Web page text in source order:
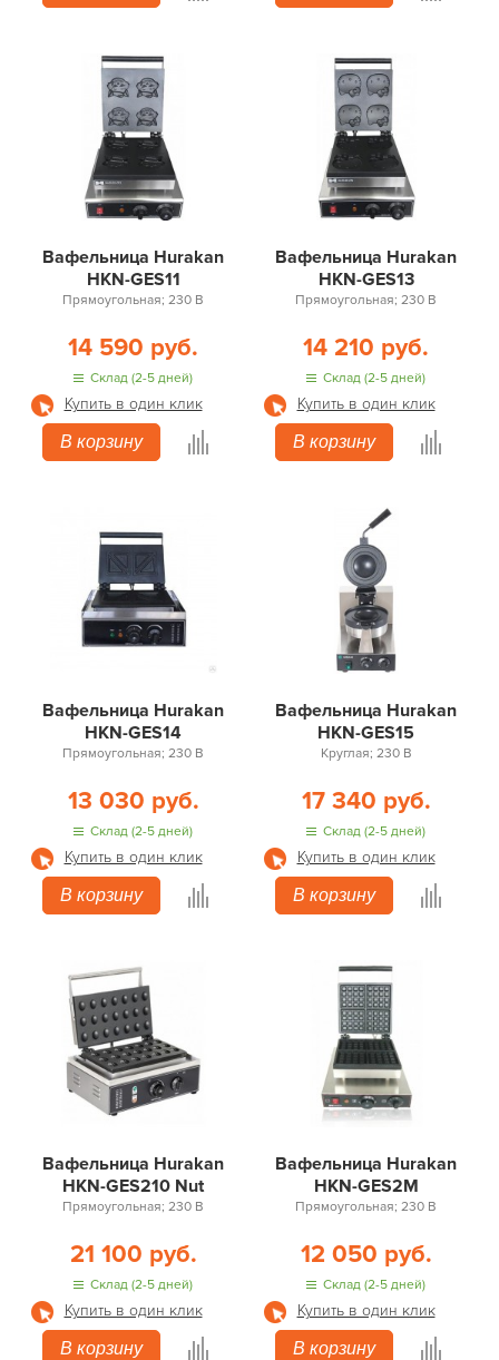
Вафельница Hurakan
HKN-GES11
Прямоугольная; 230 В
14 590 руб.
Склад (2-5 дней)
Купить в один клик
В корзину
Вафельница Hurakan
HKN-GES13
Прямоугольная; 230 В
14 210 руб.
Склад (2-5 дней)
Купить в один клик
В корзину
Вафельница Hurakan
HKN-GES14
Прямоугольная; 230 В
13 030 руб.
Склад (2-5 дней)
Купить в один клик
В корзину
Вафельница Hurakan
HKN-GES15
Круглая; 230 В
17 340 руб.
Склад (2-5 дней)
Купить в один клик
В корзину
Вафельница Hurakan
HKN-GES210 Nut
Прямоугольная; 230 В
21 100 руб.
Склад (2-5 дней)
Купить в один клик
В корзину
Вафельница Hurakan
HKN-GES2M
Прямоугольная; 230 В
12 050 руб.
Склад (2-5 дней)
Купить в один клик
В корзину